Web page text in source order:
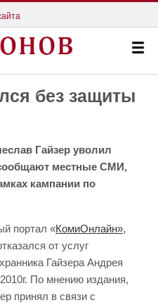
без защиты
Гайзер уволил
сообщают местные СМИ,
кампании по
портал «КомиОнлайн»,
от услуг
Гайзера Андрея
По мнению издания,
принял в связи с